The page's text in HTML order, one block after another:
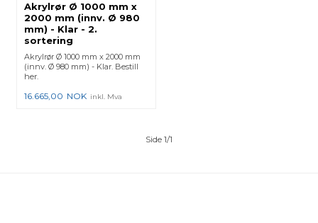
Akrylrør Ø 1000 mm x
2000 mm (innv. Ø 980
mm) - Klar - 2.
sortering
Akrylrør Ø 1000 mm x 2000 mm
(innv. Ø 980 mm) - Klar. Bestill
her.
16.665,00 NOK inkl. Mva
Side 1/1